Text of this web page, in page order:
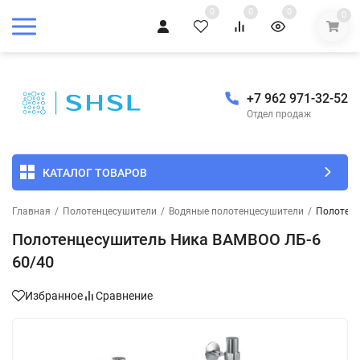
0 0 0 0
+7 962 971-32-52
Отдел продаж
КАТАЛОГ ТОВАРОВ
Главная / Полотенцесушители / Водяные полотенцесушители /
Полотенцесушитель Ника BAMBOO ЛБ-6
60/40
Избранное Сравнение